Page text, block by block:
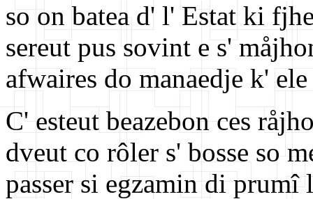
so on batea d' l' Estat ki
sereut pus sovint e s'
afwaires do manaedje k'
C' esteut beazebon ces
dveut co rôler s' bosse so
passer si egzamin di prumî